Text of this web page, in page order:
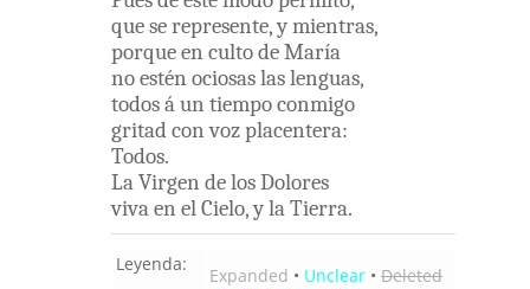
queserepresente,ymientras,
porqueen cultodeMaría
noestén ociosaslaslenguas,
todosáun tiempoconmigo
gritadcon vozplacentera:
Todos.
LaVirgen delosDolores
vivaen elCielo,ylaTierra.
Leyenda:
Expanded • Unclear • Deleted